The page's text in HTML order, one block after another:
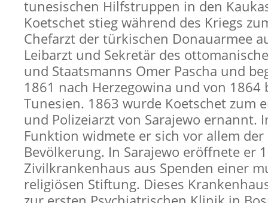
tunesischen Hilfstruppen in den
Koetschet stieg während des Kriegs
Chefarzt der türkischen Donauarmee
Leibarzt und Sekretär des
und Staatsmanns Omer Pascha und
1861 nach Herzegowina und von 1864
Tunesien. 1863 wurde Koetschet zum
und Polizeiarzt von Sarajewo ernannt.
Funktion widmete er sich vor allem
Bevölkerung. In Sarajewo eröffnete er
Zivilkrankenhaus aus Spenden einer
religiösen Stiftung. Dieses